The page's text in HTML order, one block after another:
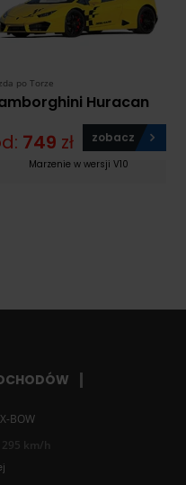
po Torze
Huracan
749 zł zobacz
Marzenie w wersji V10
BOW
295 km/h